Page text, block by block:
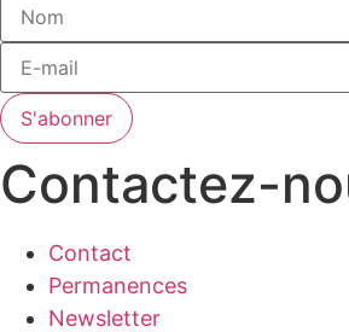
S'abonner
Contactez-
Contact
Permanences
Newsletter